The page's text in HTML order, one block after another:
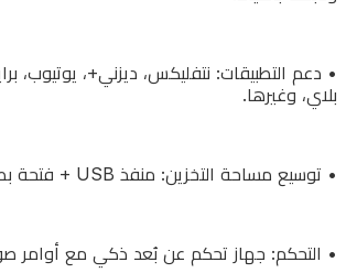
جيجابايت
ذاكرة
eMMC.
•
• دعم التطبيقات: نتفليكس، ديزني+، يوتيوب،
بلاي، وغيرها.
• توسيع مساحة التخزين: منفذ USB + فتحة بطاقة Micro SD.
• التحكم: جهاز تحكم عن بُعد ذكي مع أوامر